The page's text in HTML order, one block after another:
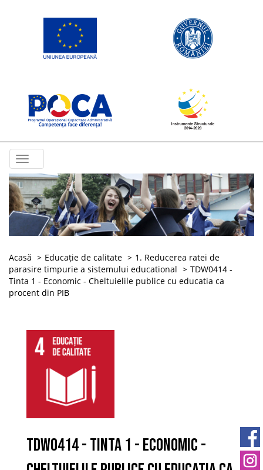
Toggle
navigation
Acasă Educație de calitate
1. Reducerea ratei de
parasire timpurie a sistemului educational
TDW0414 -
Tinta 1 - Economic - Cheltuielile publice cu educatia ca
procent din PIB
TDW0414 - Tinta 1 - Economic -